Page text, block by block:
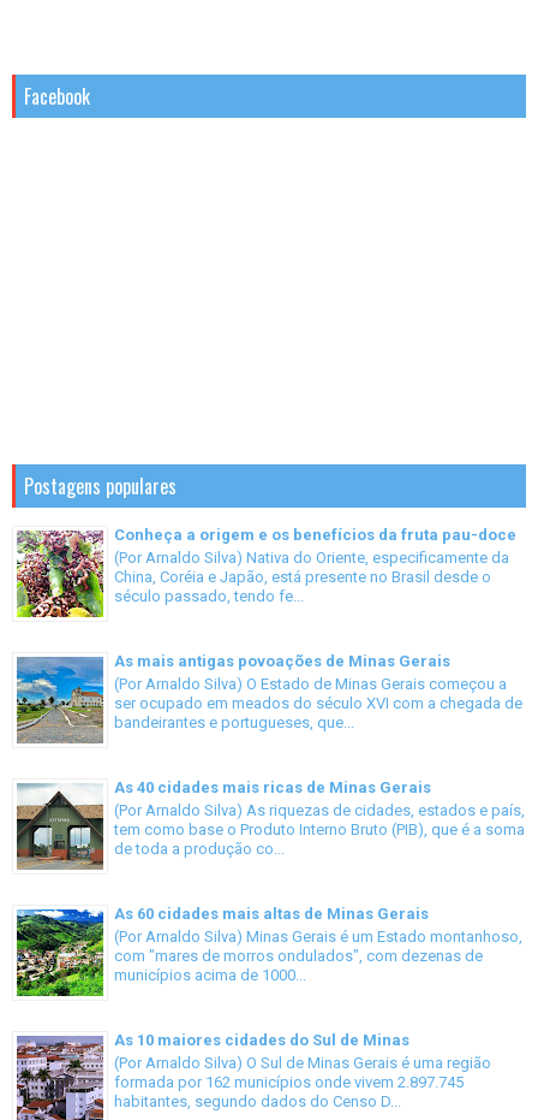
Facebook
Postagens populares
Conheça a origem e os benefícios da fruta pau-doce
(Por Arnaldo Silva) Nativa do Oriente, especificamente da
China, Coréia e Japão, está presente no Brasil desde o
século passado, tendo fe...
As mais antigas povoações de Minas Gerais
(Por Arnaldo Silva) O Estado de Minas Gerais começou a
ser ocupado em meados do século XVI com a chegada de
bandeirantes e portugueses, que...
As 40 cidades mais ricas de Minas Gerais
(Por Arnaldo Silva) As riquezas de cidades, estados e país,
tem como base o Produto Interno Bruto (PIB), que é a soma
de toda a produção co...
As 60 cidades mais altas de Minas Gerais
(Por Arnaldo Silva) Minas Gerais é um Estado montanhoso,
com "mares de morros ondulados", com dezenas de
municípios acima de 1000...
As 10 maiores cidades do Sul de Minas
(Por Arnaldo Silva) O Sul de Minas Gerais é uma região
formada por 162 municípios onde vivem 2.897.745
habitantes, segundo dados do Censo D...